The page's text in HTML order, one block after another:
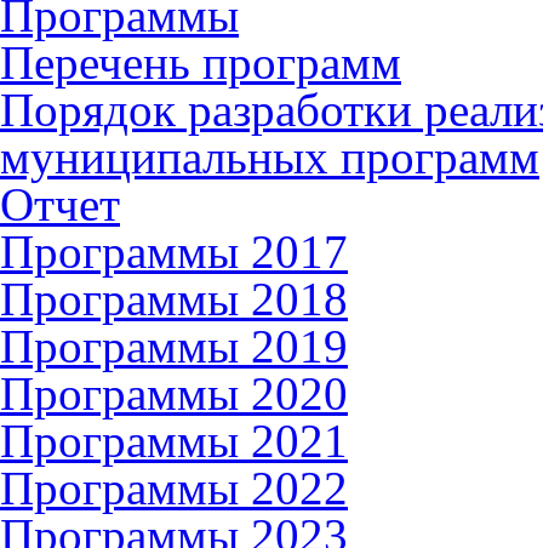
Программы
Перечень программ
Порядок разработки
муниципальных программ
Отчет
Программы 2017
Программы 2018
Программы 2019
Программы 2020
Программы 2021
Программы 2022
Программы 2023